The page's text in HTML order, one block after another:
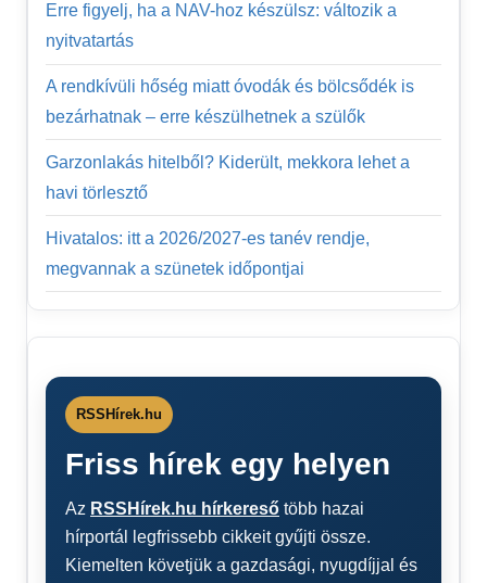
Erre figyelj, ha a NAV-hoz készülsz: változik a
nyitvatartás
A rendkívüli hőség miatt óvodák és bölcsődék is
bezárhatnak – erre készülhetnek a szülők
Garzonlakás hitelből? Kiderült, mekkora lehet a
havi törlesztő
Hivatalos: itt a 2026/2027-es tanév rendje,
megvannak a szünetek időpontjai
RSSHírek.hu
Friss hírek egy helyen
Az RSSHírek.hu hírkereső több hazai
hírportál legfrissebb cikkeit gyűjti össze.
Kiemelten követjük a gazdasági, nyugdíjjal és